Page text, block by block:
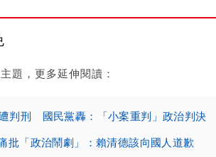
主題，更多延伸閱讀：
判刑 國民黨轟：「小案重判」政治判決
「政治鬧劇」：賴清德該向國人道歉